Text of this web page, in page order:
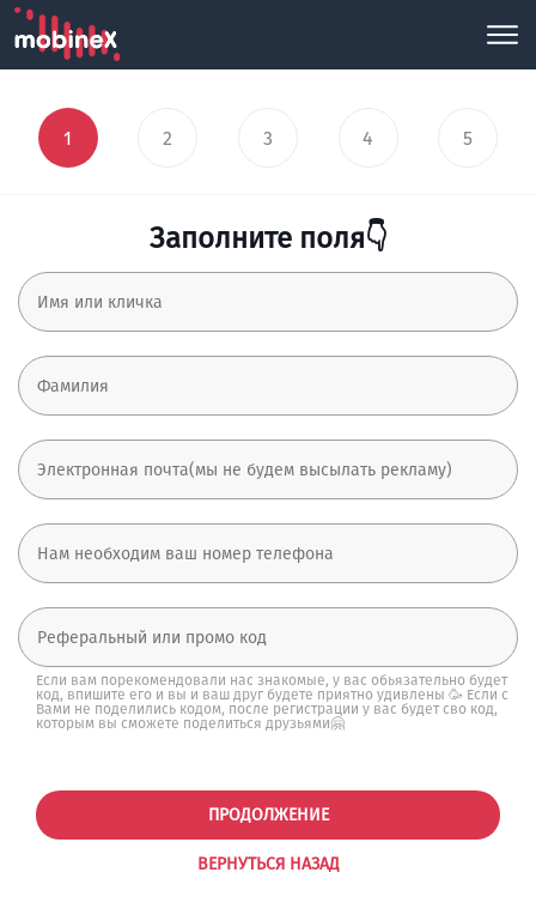
1 2 3 4 5
Заполните поля👇
Если вам порекомендовали нас знакомые, у вас обьязательно будет
код, впишите его и вы и ваш друг будете приятно удивлены 🥳 Если с
Вами не поделились кодом, после регистрации у вас будет сво код,
которым вы сможете поделиться друзьями🤗
ВЕРНУТЬСЯ НАЗАД
ПРОДОЛЖЕНИЕ